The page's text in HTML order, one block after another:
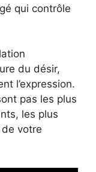
qui contrôle
du désir,
l’expression.
pas les plus
les plus
votre